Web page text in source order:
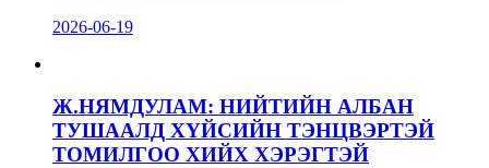
2026-06-19
Ж.НЯМДУЛАМ: НИЙТИЙН АЛБАН
ТУШААЛД ХҮЙСИЙН ТЭНЦВЭРТЭЙ
ТОМИЛГОО ХИЙХ ХЭРЭГТЭЙ